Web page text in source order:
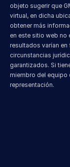
objeto sugerir que
virtual, en dicha
obtener más
en este sitio web no
resultados varían
circunstancias
garantizados. Si
miembro del equipo
representación.